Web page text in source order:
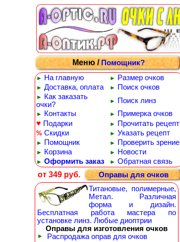
Меню /Помощник?
► На главную ► Размер очков
► Доставка, оплата ► Поиск очков
► Как заказать
очки?
► Поиск линз
► Контакты ► Примерка очков
♥ Подарки ► Прочитать рецепт
% Скидки ► Указать рецепт
► Помощник ► Проверить зрение
► Корзина ► Новости
► Оформить заказ ► Обратная связь
от 349 руб.
Оправы для очков
Титановые, полимерные,
Метал. Различная
форма и дизайн.
Бесплатная работа мастера по
установке линз. Любые диоптрии
Оправы для изготовления очков
► Распродажа оправ для очков